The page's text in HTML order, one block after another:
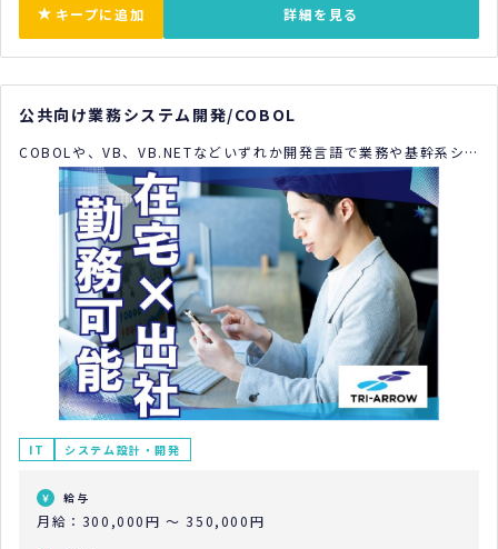
キープに追加 詳細を見る
公共向け業務システム開発/COBOL
COBOLや、VB、VB.NETなどいずれか開発言語で業務や基幹系シ
ステムの経験ある方
IT システム設計・開発
給与
月給：300,000円 ～ 350,000円